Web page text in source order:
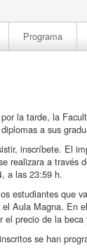
Programa
por la tarde, la
a sus
inscríbete. El
realizara a través
a las 23:59 h.
estudiantes que
el Aula Magna. En
el precio de la
se han